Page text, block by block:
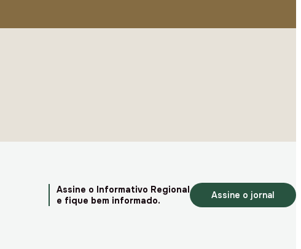
Assine o Informativo Regional
e fique bem informado.
Assine o jornal